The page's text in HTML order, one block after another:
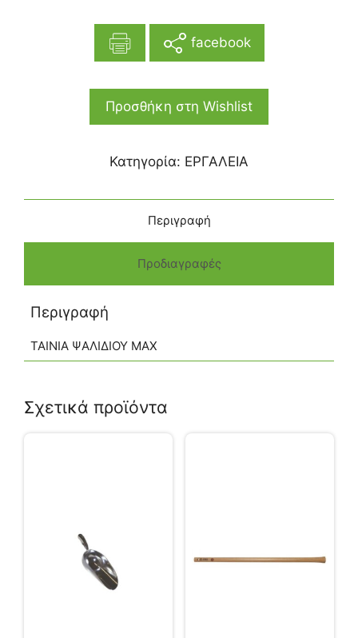
facebook
Προσθήκη στη Wishlist
Κατηγορία: ΕΡΓΑΛΕΙΑ
Περιγραφή
Προδιαγραφές
Περιγραφή
ΤΑΙΝΙΑ ΨΑΛΙΔΙΟΥ ΜΑΧ
Σχετικά προϊόντα